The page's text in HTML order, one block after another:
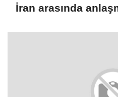
İran arasında